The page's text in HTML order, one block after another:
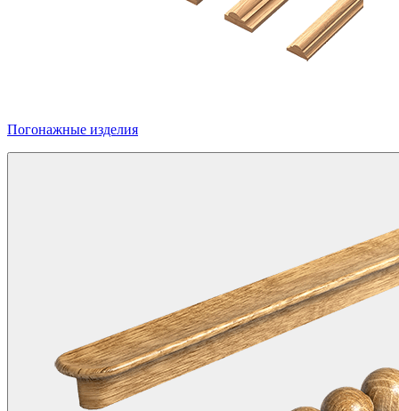
Погонажные изделия